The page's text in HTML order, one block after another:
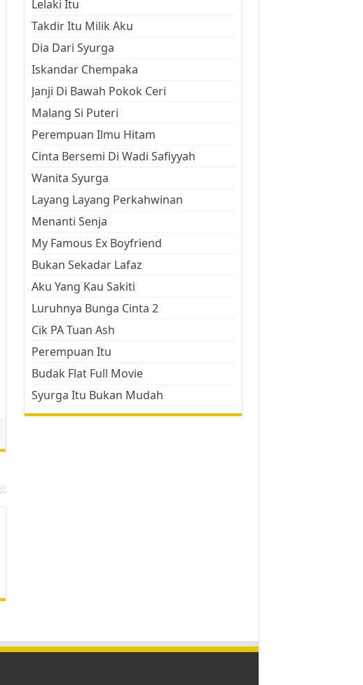
Lelaki Itu
Takdir Itu Milik Aku
Dia Dari Syurga
Iskandar Chempaka
Janji Di Bawah Pokok Ceri
Malang Si Puteri
Perempuan Ilmu Hitam
Cinta Bersemi Di Wadi Safiyyah
Wanita Syurga
Layang Layang Perkahwinan
Menanti Senja
My Famous Ex Boyfriend
Bukan Sekadar Lafaz
Aku Yang Kau Sakiti
Luruhnya Bunga Cinta 2
Cik PA Tuan Ash
Perempuan Itu
Budak Flat Full Movie
Syurga Itu Bukan Mudah